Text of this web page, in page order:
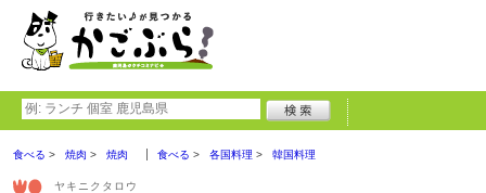
食べる 焼肉 焼肉 食べる 各国料理 韓国料理
ヤキニクタロウ